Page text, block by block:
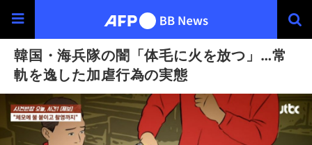
韓国・海兵隊の闇「体毛に火を放つ」…常
軌を逸した加虐行為の実態